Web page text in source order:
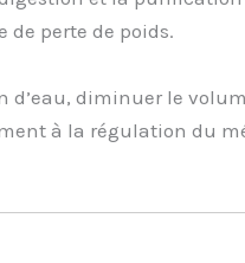
perte de poids.
diminuer le
à la régulation du